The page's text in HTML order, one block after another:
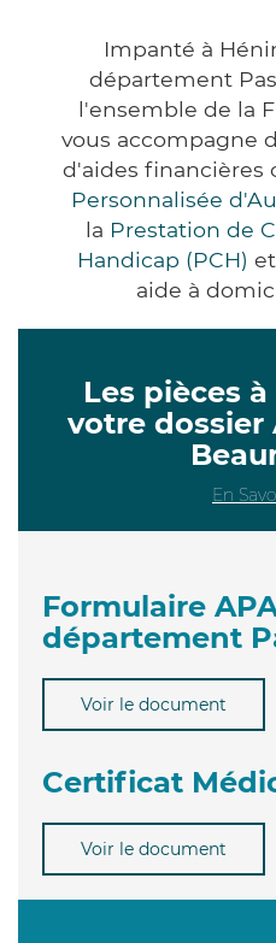
Impanté à
département
l'ensemble de la
vous accompagne
d'aides financières
Personnalisée
la Prestation de
Handicap (PCH)
aide à
Les pièces
votre dossier
En
Formulaire
département
Voir le document
Certificat
Voir le document